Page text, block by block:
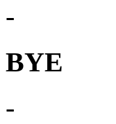
-
BYE
-